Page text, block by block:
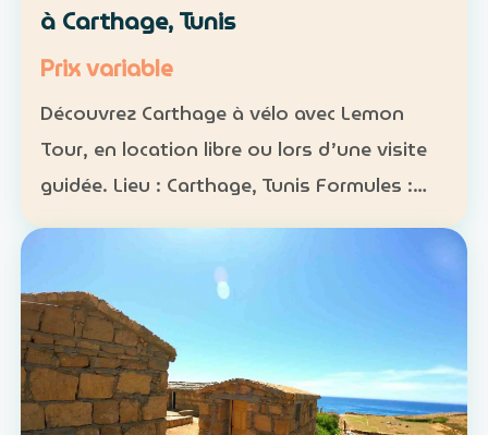
à Carthage, Tunis
Prix variable
Découvrez Carthage à vélo avec Lemon
Tour, en location libre ou lors d’une visite
guidée. Lieu : Carthage, Tunis Formules :
location libre ou parcours accompagné
patrimoine lo…